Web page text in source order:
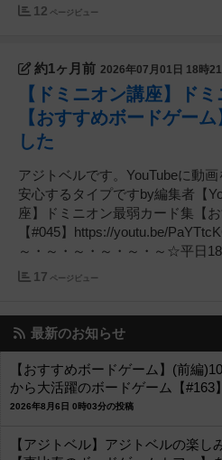
12 ページビュー
約1ヶ月前 2026年07月01日 18時
【ドミニオン講座】ド
【おすすめボードゲー
した
アジトベルです。YouTubeに動
安心するタイプですby編集者【
座】ドミニオン最弱カード集【
【#045】https://youtu.be/
～・～・～・～・～・～☆平日
17 ページビュー
最新のお知らせ
【おすすめボードゲーム】(前編
から大活躍のボードゲーム【#163
2026年8月6日 0時03分の投稿
【アジトベル】アジトベルの楽し